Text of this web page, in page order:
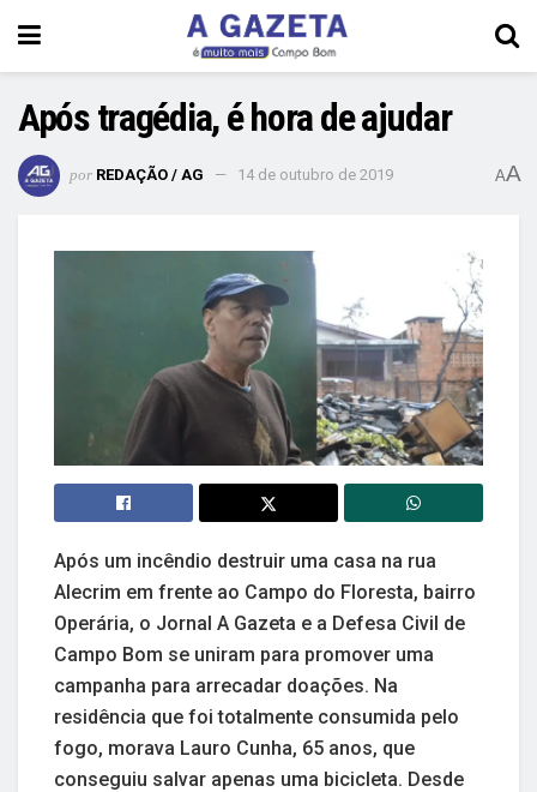
Após tragédia, é hora de ajudar
por REDAÇÃO / AG 14 de outubro de 2019 AA
Após um incêndio destruir uma casa na rua
Alecrim em frente ao Campo do Floresta, bairro
Operária, o Jornal A Gazeta e a Defesa Civil de
Campo Bom se uniram para promover uma
campanha para arrecadar doações. Na
residência que foi totalmente consumida pelo
fogo, morava Lauro Cunha, 65 anos, que
conseguiu salvar apenas uma bicicleta. Desde